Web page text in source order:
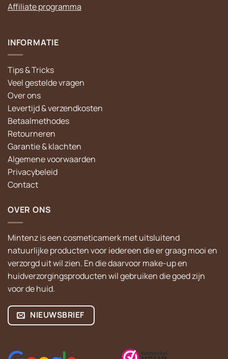
Affiliate programma
INFORMATIE
Tips & Tricks
Veel gestelde vragen
Over ons
Levertijd & verzendkosten
Betaalmethodes
Retourneren
Garantie & klachten
Algemene voorwaarden
Privacybeleid
Contact
OVER ONS
Mintenz is een cosmeticamerk met uitsluitend
natuurlijke producten voor iedereen die er graag mooi en
verzorgd uit wil zien. En die daarvoor make-up en
huidverzorgingsproducten wil gebruiken die goed zijn
voor de huid.
NIEUWSBRIEF